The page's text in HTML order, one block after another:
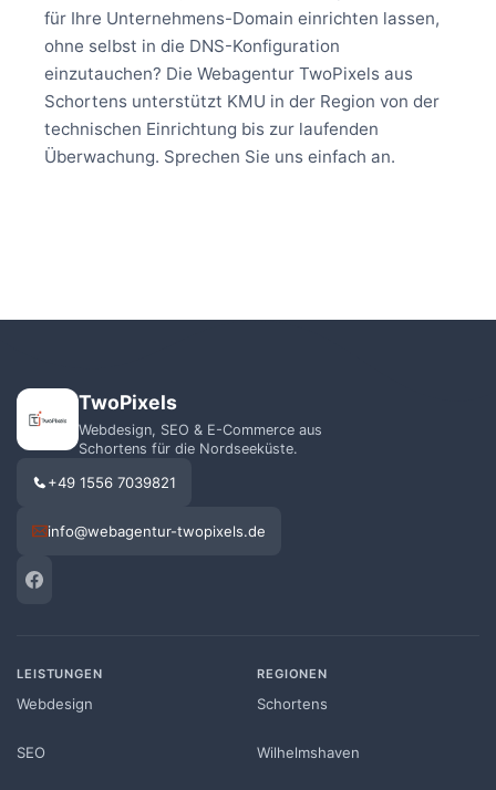
für Ihre Unternehmens-Domain einrichten lassen,
ohne selbst in die DNS-Konfiguration
einzutauchen? Die Webagentur TwoPixels aus
Schortens unterstützt KMU in der Region von der
technischen Einrichtung bis zur laufenden
Überwachung. Sprechen Sie uns einfach an.
TwoPixels
Webdesign, SEO & E-Commerce aus
Schortens für die Nordseeküste.
+49 1556 7039821
info@webagentur-twopixels.de
LEISTUNGEN
Webdesign
SEO
REGIONEN
Schortens
Wilhelmshaven